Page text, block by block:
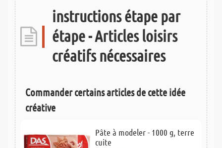
instructions étape par
étape - Articles loisirs
créatifs nécessaires
Commander certains articles de cette idée
créative
Pâte à modeler - 1000 g, terre
cuite